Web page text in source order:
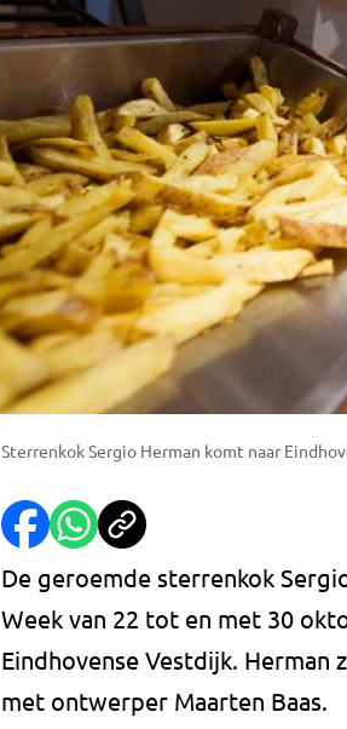
Sterrenkok Sergio Herman komt naar
De geroemde sterrenkok
Week van 22 tot en met 30
Eindhovense Vestdijk. Herman
met ontwerper Maarten Baas.